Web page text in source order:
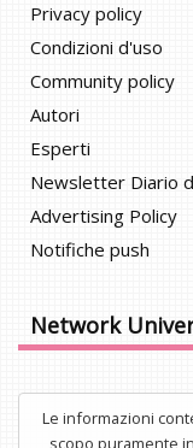
Privacy policy
Condizioni d'uso
Community policy
Autori
Esperti
Newsletter Diario
Advertising Policy
Notifiche push
Network
Le informazioni
scopo puramente